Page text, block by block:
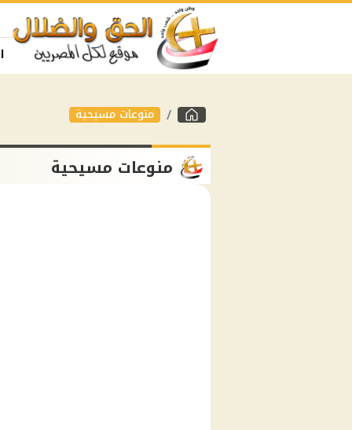
منوعات مسيحية
منوعات مسيحية